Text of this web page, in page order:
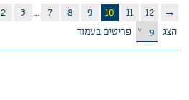
2 3 … 7 8 9 10 11 12
→
הצג
פריטים בעמוד